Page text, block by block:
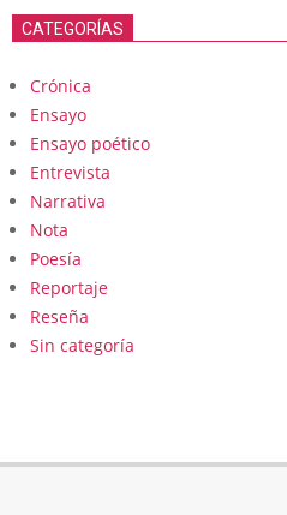
CATEGORÍAS
Crónica
Ensayo
Ensayo poético
Entrevista
Narrativa
Nota
Poesía
Reportaje
Reseña
Sin categoría